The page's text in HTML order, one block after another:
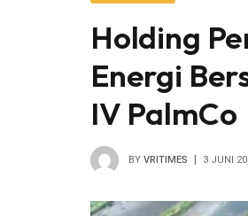
Holding
Energi
IV PalmCo
BY VRITIMES 3 JUNI